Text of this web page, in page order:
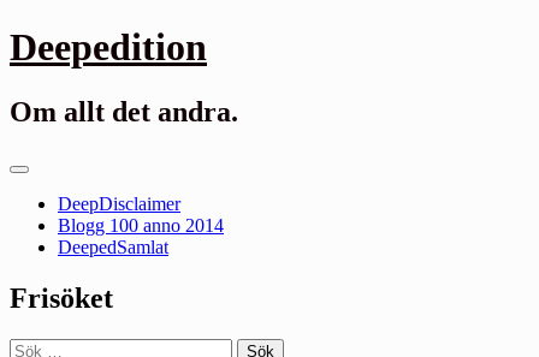
Gå
till
Deepedition
Om allt det andra.
Primär
DeepDisclaimer
Blogg 100 anno 2014
DeepedSamlat
Frisöket
Sök